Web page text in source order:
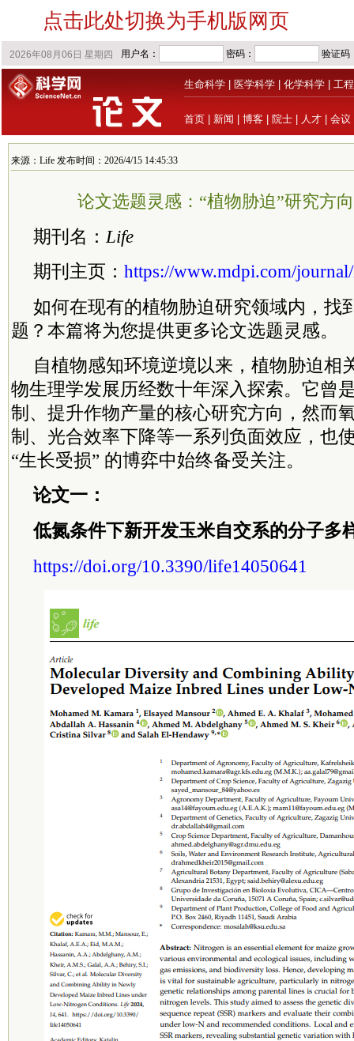
点击此处切换为手机版网页
生命科学 医学科学 化学科学 工
首页 新闻 博客 院士 人才 会议
来源：Life 发布时间：2026/4/15 14:45:33
论文选题灵感：“植物胁迫”研究方
期刊名： Life
期刊主页： https://www.mdpi.com/
如何在现有的植物胁迫研究领域内，找
题？本篇将为您提供更多论文选题灵感。
自植物感知环境逆境以来，植物胁迫相
物生理学发展历经数十年深入探索。它曾
制、提升作物产量的核心研究方向，然而
制、光合效率下降等一系列负面效应，也
“生长受损” 的博弈中始终备受关注。
论文一：
低氮条件下新开发玉米自交系的分子多
https://doi.org/10.3390/life14050641